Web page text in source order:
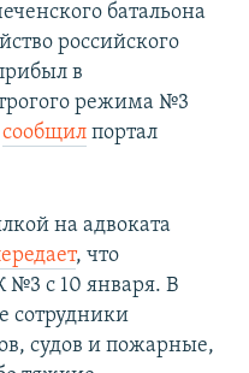
батальона
российского
в
режима №3
сообщил портал
на адвоката
, что
с 10 января. В
сотрудники
судов и пожарные,